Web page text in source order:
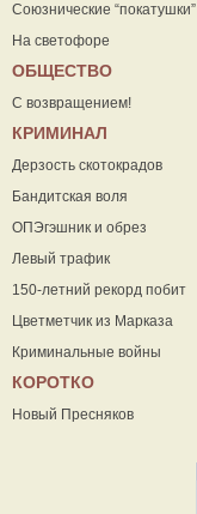
Союзнические “покатушки”
На светофоре
ОБЩЕСТВО
С возвращением!
КРИМИНАЛ
Дерзость скотокрадов
Бандитская воля
ОПЭгэшник и обрез
Левый трафик
150-летний рекорд побит
Цветметчик из Марказа
Криминальные войны
КОРОТКО
Новый Пресняков